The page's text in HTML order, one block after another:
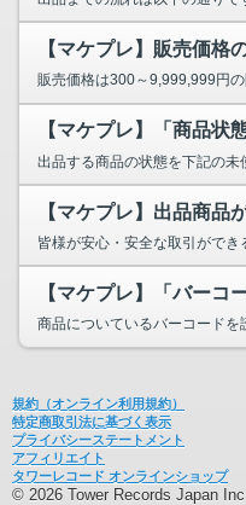
【マケプレ】販売価格
【マケプレ】出品商品
【マケプレ】「バーコ
規約（オンライン利用規約）
特定商取引法に基づく表示
プライバシーステートメント
アフィリエイト
タワーレコード オンラインショップ
© 2026 Tower Records Japan Inc.